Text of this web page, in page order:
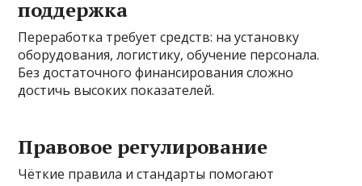
поддержка
Переработка требует средств: на установку
оборудования, логистику, обучение персонала.
Без достаточного финансирования сложно
достичь высоких показателей.
Правовое регулирование
Чёткие правила и стандарты помогают